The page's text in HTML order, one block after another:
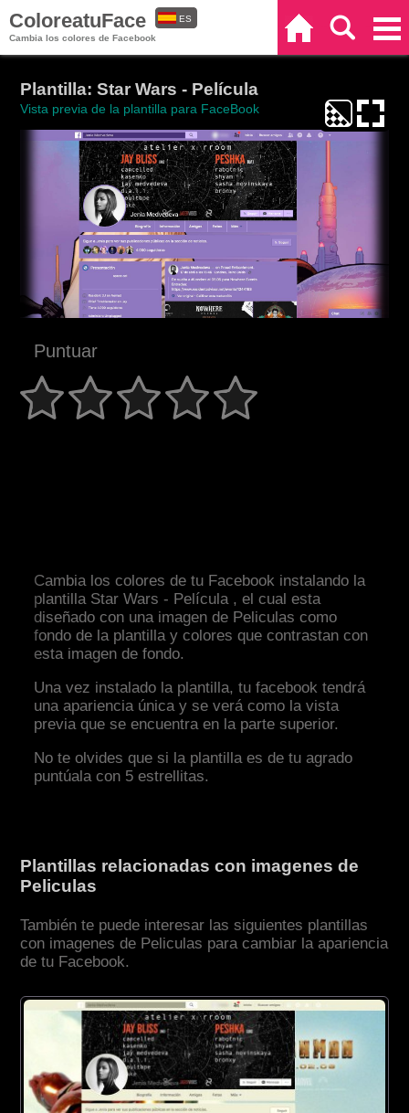
ColoreatuFace
Cambia los colores de Facebook
ES
Plantilla: Star Wars - Película
Vista previa de la plantilla para FaceBook
Puntuar
Cambia los colores de tu Facebook instalando la
plantilla Star Wars - Película , el cual esta
diseñado con una imagen de Peliculas como
fondo de la plantilla y colores que contrastan con
esta imagen de fondo.
Una vez instalado la plantilla, tu facebook tendrá
una apariencia única y se verá como la vista
previa que se encuentra en la parte superior.
No te olvides que si la plantilla es de tu agrado
puntúala con 5 estrellitas.
Plantillas relacionadas con imagenes de
Peliculas
También te puede interesar las siguientes plantillas
con imagenes de Peliculas para cambiar la apariencia
de tu Facebook.